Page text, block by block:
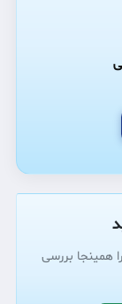
همینجا بررسی